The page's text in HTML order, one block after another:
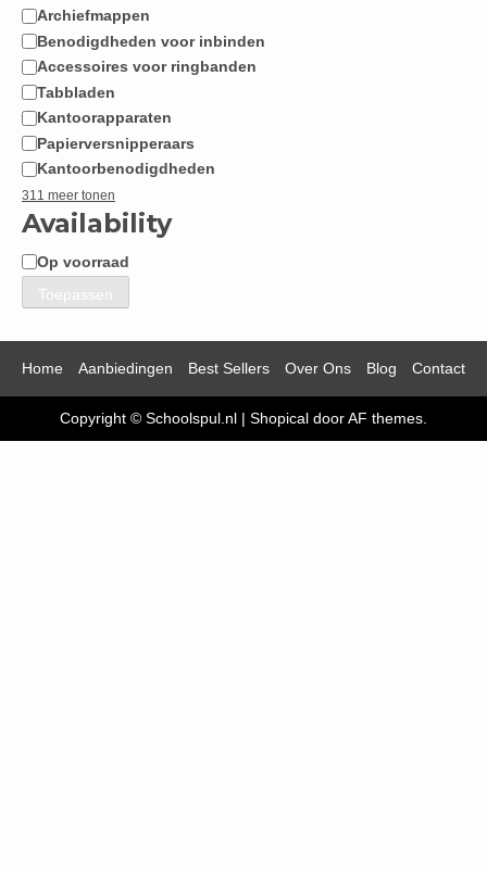
Archiefmappen
Benodigdheden voor inbinden
Accessoires voor ringbanden
Tabbladen
Kantoorapparaten
Papierversnipperaars
Kantoorbenodigdheden
311 meer tonen
Availability
Beschikbaarheid
Op voorraad
Toepassen
Home Aanbiedingen Best Sellers Over Ons Blog Contact
Copyright © Schoolspul.nl | Shopical door AF themes.